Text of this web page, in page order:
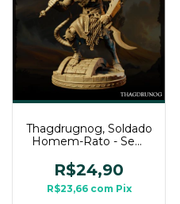
Thagdrugnog, Soldado
Homem-Rato - Sem
Média Para Rpg de
Mesa
R$24,90
R$23,66 com Pix